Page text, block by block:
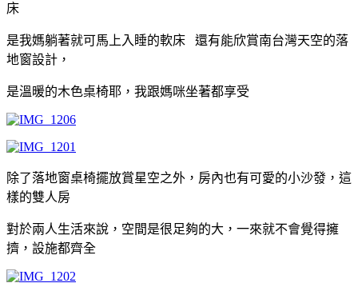
床
是我媽躺著就可馬上入睡的軟床
還有能欣賞南台灣天空的落
地窗設計，
是溫暖的木色桌椅耶，我跟媽咪坐著都享受
除了落地窗桌椅擺放賞星空之外，房內也有可愛的小沙發，這
樣的雙人房
對於兩人生活來說，空間是很足夠的大，一來就不會覺得擁
擠，設施都齊全